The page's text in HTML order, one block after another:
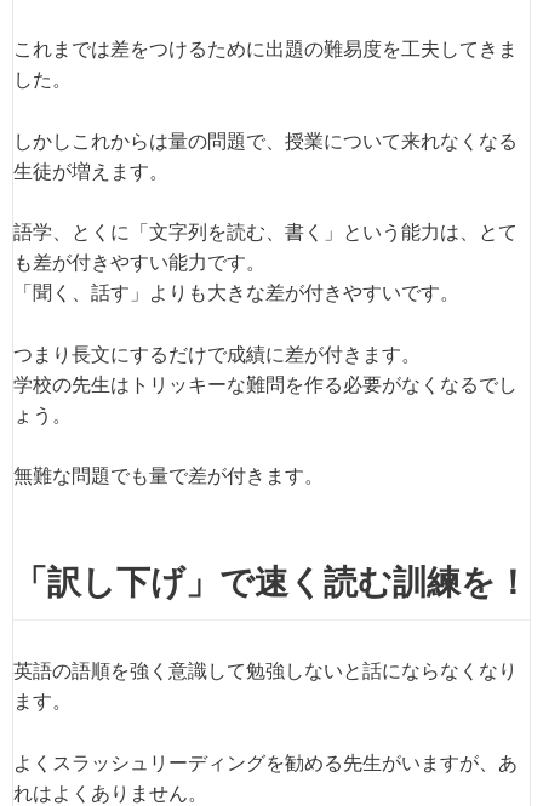
これまでは差をつけるために出題の難易度を工夫してきま
した。
しかしこれからは量の問題で、授業について来れなくなる
生徒が増えます。
語学、とくに「文字列を読む、書く」という能力は、とて
も差が付きやすい能力です。
「聞く、話す」よりも大きな差が付きやすいです。
つまり長文にするだけで成績に差が付きます。
学校の先生はトリッキーな難問を作る必要がなくなるでし
ょう。
無難な問題でも量で差が付きます。
「訳し下げ」で速く読む訓練を！
英語の語順を強く意識して勉強しないと話にならなくなり
ます。
よくスラッシュリーディングを勧める先生がいますが、あ
れはよくありません。